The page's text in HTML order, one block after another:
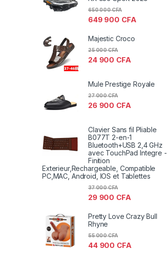
649 900 CFA
650 000CFA
Majestic Croco
24 900 CFA
25 000CFA
Mule Prestige Royale
26 900 CFA
27 000CFA
Clavier Sans fil Pliable
B077T 2-en-1
Bluetooth+USB 2,4 GHz
avec TouchPad Integre -
Finition
Exterieur,Rechargeable, Compatible
PC,MAC, Android, IOS et Tablettes
29 900 CFA
37 000CFA
Pretty Love Crazy Bull
Rhyne
44 900 CFA
55 000CFA